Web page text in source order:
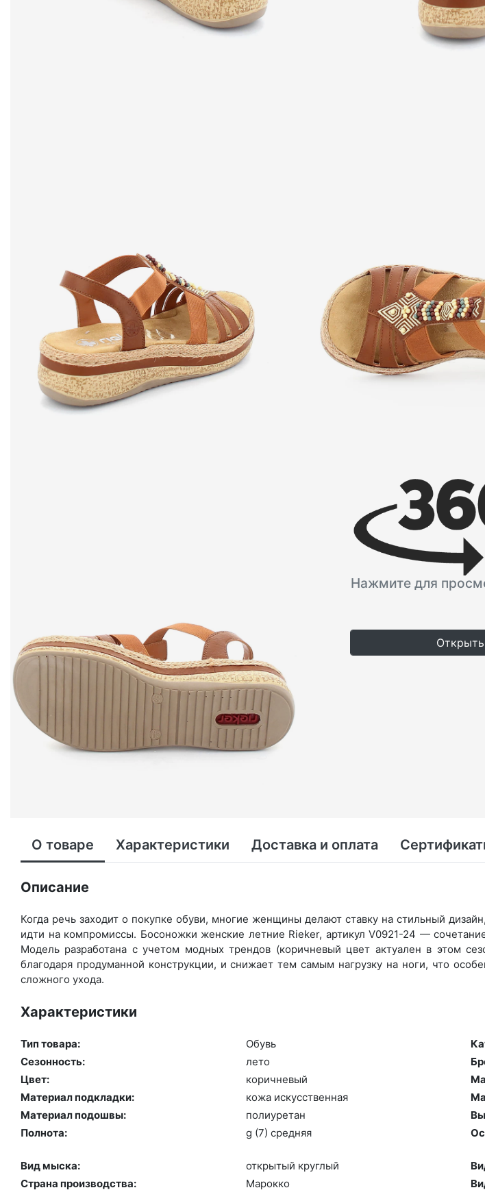
Нажмите для
Открыть
О товаре Характеристики Доставка и оплата
Описание
Когда речь заходит о покупке обуви, многие женщины делают ставку на стильный
идти на компромиссы. Босоножки женские летние Rieker, артикул V0921-24 —
Модель разработана с учетом модных трендов (ко­рич­не­вый цвет актуален в этом
благодаря продуманной конструкции, и снижает тем самым нагрузку на ноги, что
сложного ухода.
Характеристики
Тип товара: Обувь
Сезонность:
ле­то
Цвет:
ко­рич­не­вый
Материал подкладки:
ко­жа ис­кусс­твен­ная
Материал подошвы:
по­ли­уре­тан
Полнота:
g (7) сред­няя
Вид мыска:
отк­ры­тый круг­лый
Страна производства:
Ма­рок­ко